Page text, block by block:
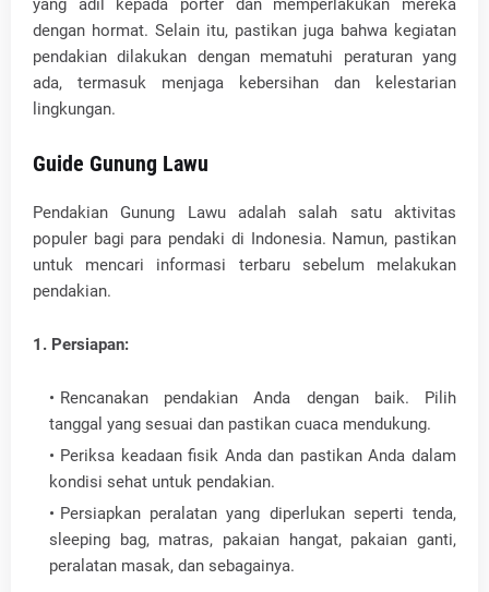
yang adil kepada porter dan memperlakukan mereka
dengan hormat. Selain itu, pastikan juga bahwa kegiatan
pendakian dilakukan dengan mematuhi peraturan yang
ada, termasuk menjaga kebersihan dan kelestarian
lingkungan.
Guide Gunung Lawu
Pendakian Gunung Lawu adalah salah satu aktivitas
populer bagi para pendaki di Indonesia. Namun, pastikan
untuk mencari informasi terbaru sebelum melakukan
pendakian.
1. Persiapan:
Rencanakan pendakian Anda dengan baik. Pilih
tanggal yang sesuai dan pastikan cuaca mendukung.
Periksa keadaan fisik Anda dan pastikan Anda dalam
kondisi sehat untuk pendakian.
Persiapkan peralatan yang diperlukan seperti tenda,
sleeping bag, matras, pakaian hangat, pakaian ganti,
peralatan masak, dan sebagainya.